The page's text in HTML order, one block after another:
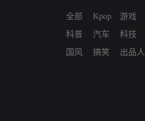
全部
科普
国风
Kpop
汽车
搞笑
游戏
科技
出品人